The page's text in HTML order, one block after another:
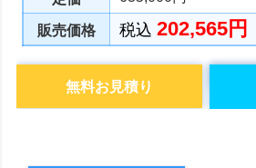
販売価格 税込202,565円
無料お見積り